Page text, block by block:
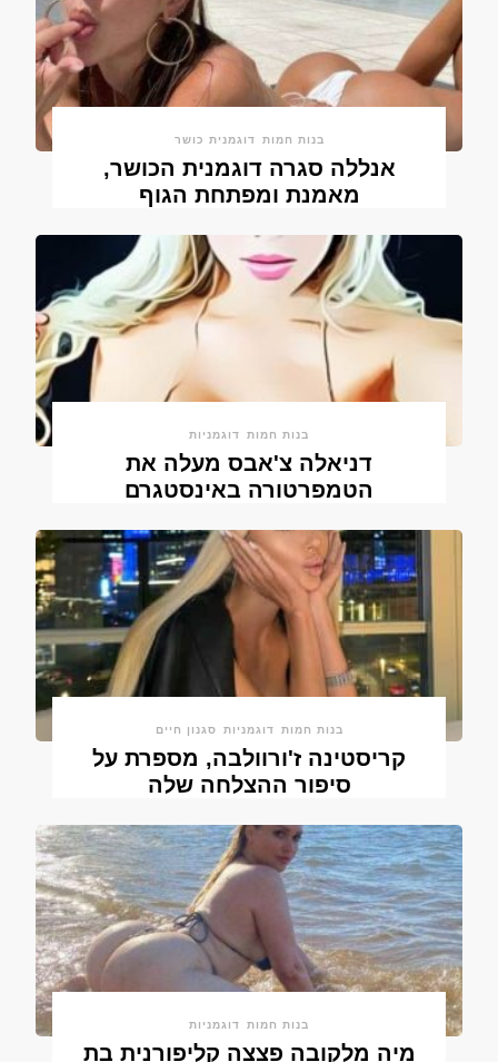
בנות חמות דוגמנית כושר
אנללה סגרה דוגמנית הכושר,
מאמנת ומפתחת הגוף
בנות חמות דוגמניות
דניאלה צ'אבס מעלה את
הטמפרטורה באינסטגרם
בנות חמות דוגמניות סגנון חיים
קריסטינה ז'ורוולבה, מספרת על
סיפור ההצלחה שלה
בנות חמות דוגמניות
מיה מלקובה פצצה קליפורנית בת